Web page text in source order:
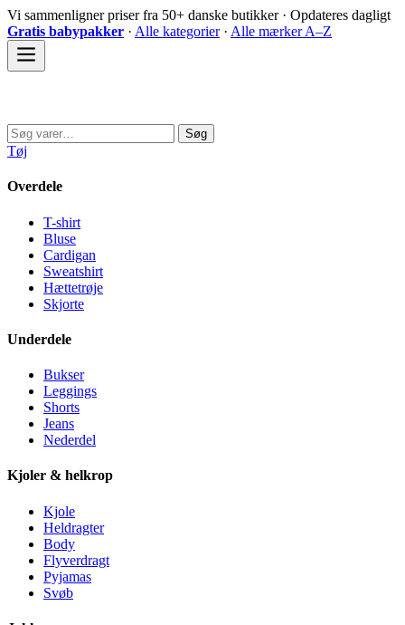
Spring
til
indhold
Vi sammenligner priser fra 50+ danske butikker · Opdateres dagligt
Gratis babypakker · Alle kategorier· Alle mærker A–Z
Søg
efter:
Søg
Tøj
Overdele
T-shirt
Bluse
Cardigan
Sweatshirt
Hættetrøje
Skjorte
Underdele
Bukser
Leggings
Shorts
Jeans
Nederdel
Kjoler & helkrop
Kjole
Heldragter
Body
Flyverdragt
Pyjamas
Svøb